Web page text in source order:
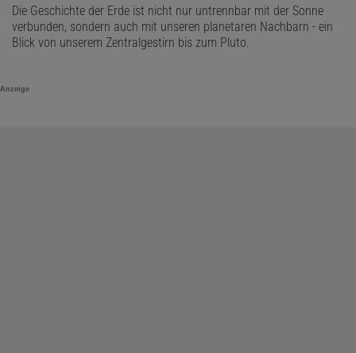
Die Geschichte der Erde ist nicht nur untrennbar mit der Sonne
verbunden, sondern auch mit unseren planetaren Nachbarn - ein
Blick von unserem Zentralgestirn bis zum Pluto.
Anzeige